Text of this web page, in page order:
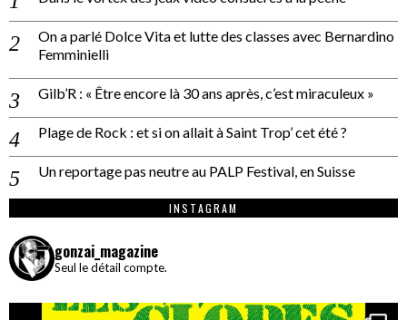
On a parlé Dolce Vita et lutte des classes avec Bernardino
Femminielli
Gilb’R : « Être encore là 30 ans après, c’est miraculeux »
Plage de Rock : et si on allait à Saint Trop’ cet été ?
Un reportage pas neutre au PALP Festival, en Suisse
INSTAGRAM
gonzai_magazine
Seul le détail compte.